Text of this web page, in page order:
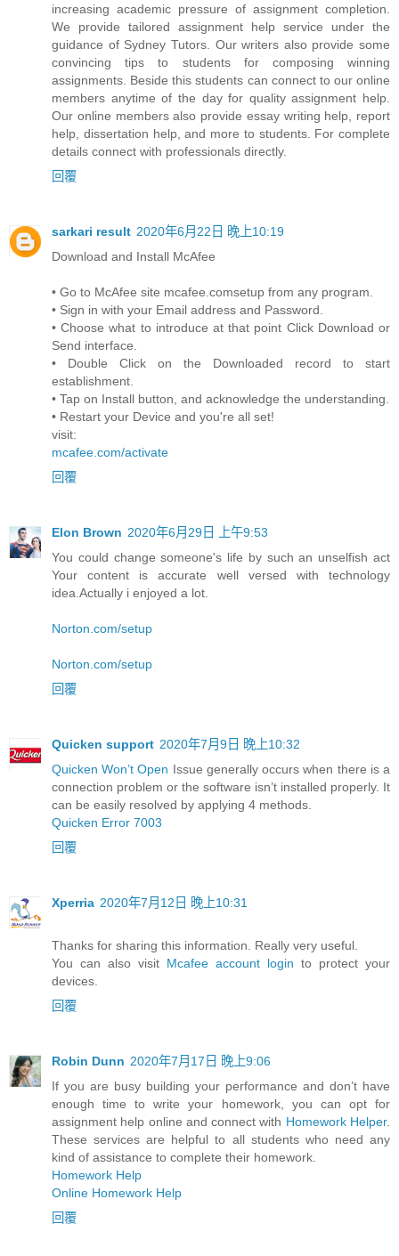
increasing academic pressure of assignment completion.
We provide tailored assignment help service under the
guidance of Sydney Tutors. Our writers also provide some
convincing tips to students for composing winning
assignments. Beside this students can connect to our online
members anytime of the day for quality assignment help.
Our online members also provide essay writing help, report
help, dissertation help, and more to students. For complete
details connect with professionals directly.
回覆
sarkari result 2020年6月22日 晚上10:19
Download and Install McAfee
• Go to McAfee site mcafee.comsetup from any program.
• Sign in with your Email address and Password.
• Choose what to introduce at that point Click Download or
Send interface.
• Double Click on the Downloaded record to start
establishment.
• Tap on Install button, and acknowledge the understanding.
• Restart your Device and you're all set!
visit:
mcafee.com/activate
回覆
Elon Brown 2020年6月29日 上午9:53
You could change someone's life by such an unselfish act
Your content is accurate well versed with technology
idea.Actually i enjoyed a lot.
Norton.com/setup
Norton.com/setup
回覆
Quicken support 2020年7月9日 晚上10:32
Quicken Won’t Open Issue generally occurs when there is a
connection problem or the software isn’t installed properly. It
can be easily resolved by applying 4 methods.
Quicken Error 7003
回覆
Xperria 2020年7月12日 晚上10:31
Thanks for sharing this information. Really very useful.
You can also visit Mcafee account login to protect your
devices.
回覆
Robin Dunn 2020年7月17日 晚上9:06
If you are busy building your performance and don’t have
enough time to write your homework, you can opt for
assignment help online and connect with Homework Helper.
These services are helpful to all students who need any
kind of assistance to complete their homework.
Homework Help
Online Homework Help
回覆